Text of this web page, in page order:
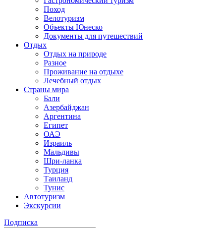
Поход
Велотуризм
Объекты Юнеско
Документы для путешествий
Отдых
Отдых на природе
Разное
Проживание на отдыхе
Лечебный отдых
Страны мира
Бали
Азербайджан
Аргентина
Египет
ОАЭ
Израиль
Мальдивы
Шри-ланка
Турция
Таиланд
Тунис
Автотуризм
Экскурсии
Подписка